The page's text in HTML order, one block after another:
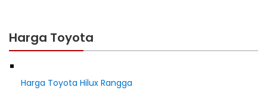
Harga Toyota
Harga Toyota Hilux Rangga